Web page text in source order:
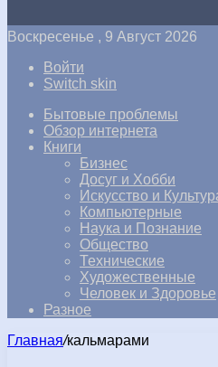
Воскресенье , 9 Август 2026
Войти
Switch skin
Бытовые проблемы
Обзор интернета
Книги
Бизнес
Досуг и Хобби
Искусство и
Компьютерные
Наука и Познание
Общество
Технические
Художественные
Человек и Здоровье
Разное
Главная/кальмарами